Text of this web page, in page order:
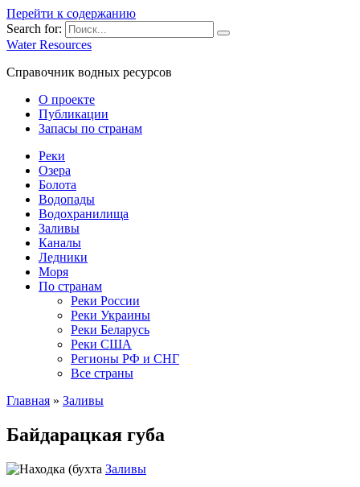
Перейти к содержанию
Search for:
Water Resources
Справочник водных ресурсов
О проекте
Публикации
Запасы по странам
Реки
Озера
Болота
Водопады
Водохранилища
Заливы
Каналы
Ледники
Моря
По странам
Реки России
Реки Украины
Реки Беларусь
Реки США
Регионы РФ и СНГ
Все страны
Главная » Заливы
Байдарацкая губа
Заливы